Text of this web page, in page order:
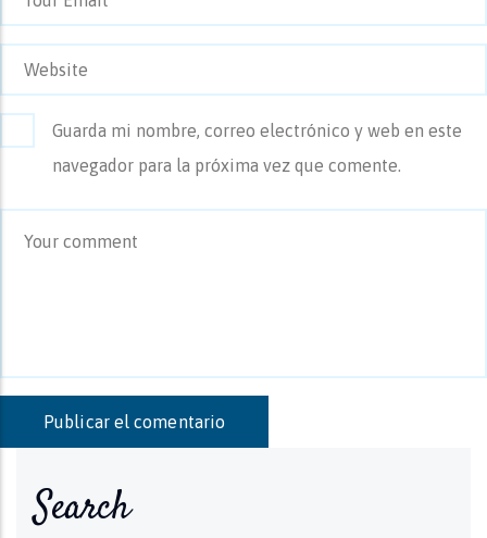
Guarda mi nombre, correo electrónico y web en este
navegador para la próxima vez que comente.
Search